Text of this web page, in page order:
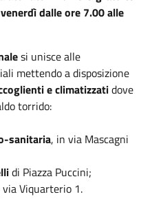
dalle ore 7.00 alle
si unisce alle
mettendo a disposizione
e climatizzatidove
torrido:
sanitaria, in via Mascagni
di Piazza Puccini;
via Viquarterio 1.